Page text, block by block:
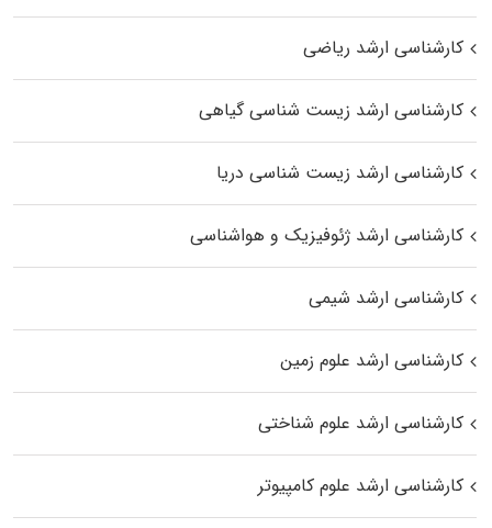
کارشناسی ارشد ریاضی
کارشناسی ارشد زیست‌ شناسی گیاهی
کارشناسی ارشد زیست‌ شناسی دریا
کارشناسی ارشد ژئوفیزیک و هواشناسی
کارشناسی ارشد شیمی
کارشناسی ارشد علوم زمین
کارشناسی ارشد علوم شناختی
کارشناسی ارشد علوم کامپیوتر